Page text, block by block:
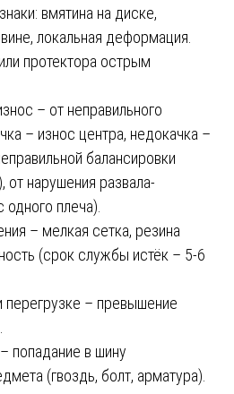
вмятина на диске,
локальная деформация.
протектора острым
– от неправильного
– износ центра, недокачка –
балансировки
от нарушения развала-
плеча).
– мелкая сетка, резина
(срок службы истёк – 5-6
перегрузке – превышение
попадание в шину
(гвоздь, болт, арматура).